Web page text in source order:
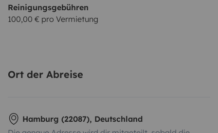
Reinigungsgebühren
100,00 € pro Vermietung
Ort der Abreise
Hamburg (22087), Deutschland